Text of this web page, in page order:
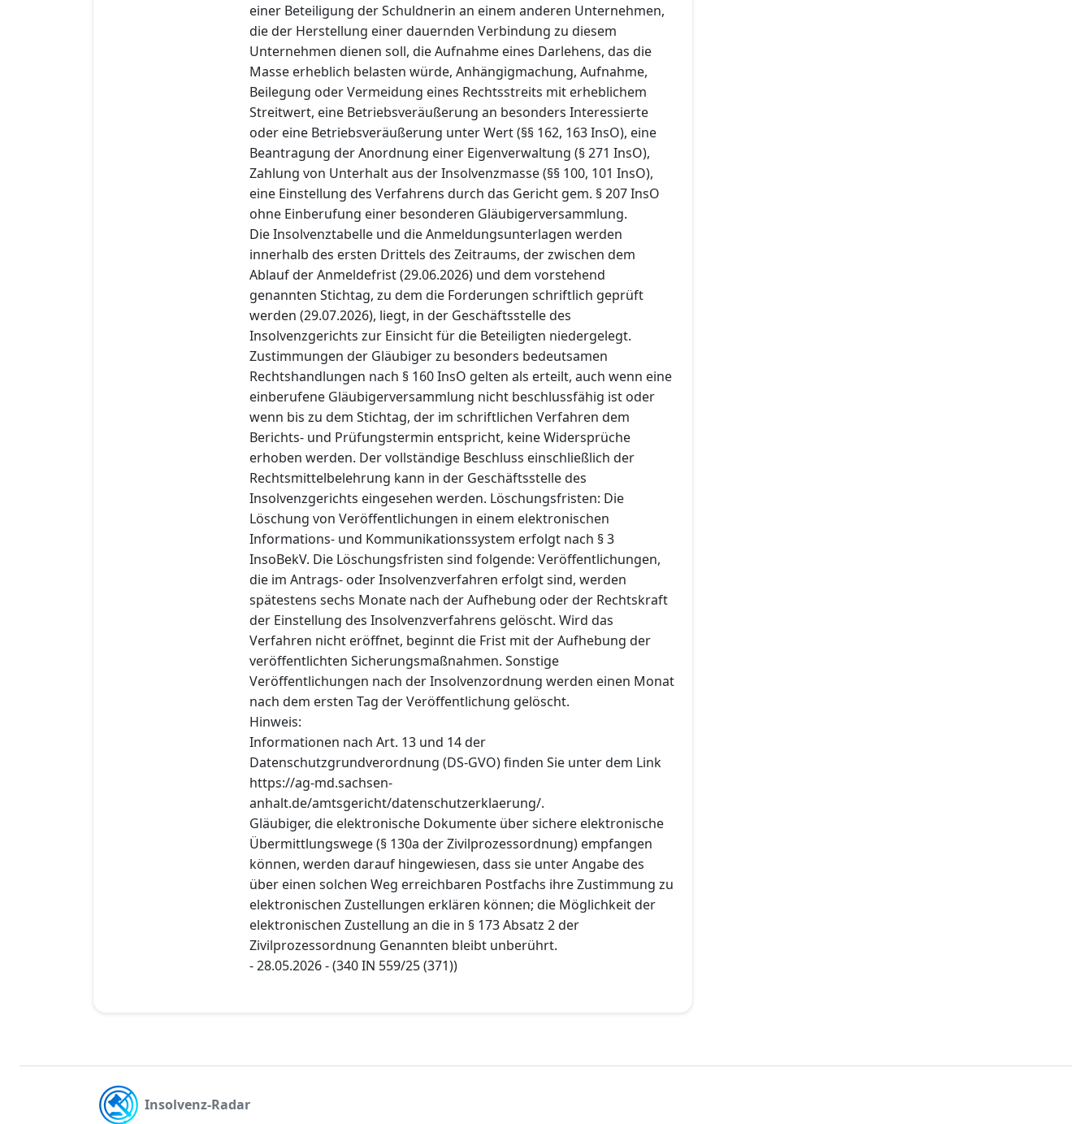
einer Beteiligung der Schuldnerin an einem anderen Unternehmen,
die der Herstellung einer dauernden Verbindung zu diesem
Unternehmen dienen soll, die Aufnahme eines Darlehens, das die
Masse erheblich belasten würde, Anhängigmachung, Aufnahme,
Beilegung oder Vermeidung eines Rechtsstreits mit erheblichem
Streitwert, eine Betriebsveräußerung an besonders Interessierte
oder eine Betriebsveräußerung unter Wert (§§ 162, 163 InsO), eine
Beantragung der Anordnung einer Eigenverwaltung (§ 271 InsO),
Zahlung von Unterhalt aus der Insolvenzmasse (§§ 100, 101 InsO),
eine Einstellung des Verfahrens durch das Gericht gem. § 207 InsO
ohne Einberufung einer besonderen Gläubigerversammlung.
Die Insolvenztabelle und die Anmeldungsunterlagen werden
innerhalb des ersten Drittels des Zeitraums, der zwischen dem
Ablauf der Anmeldefrist (29.06.2026) und dem vorstehend
genannten Stichtag, zu dem die Forderungen schriftlich geprüft
werden (29.07.2026), liegt, in der Geschäftsstelle des
Insolvenzgerichts zur Einsicht für die Beteiligten niedergelegt.
Zustimmungen der Gläubiger zu besonders bedeutsamen
Rechtshandlungen nach § 160 InsO gelten als erteilt, auch wenn eine
einberufene Gläubigerversammlung nicht beschlussfähig ist oder
wenn bis zu dem Stichtag, der im schriftlichen Verfahren dem
Berichts- und Prüfungstermin entspricht, keine Widersprüche
erhoben werden. Der vollständige Beschluss einschließlich der
Rechtsmittelbelehrung kann in der Geschäftsstelle des
Insolvenzgerichts eingesehen werden. Löschungsfristen: Die
Löschung von Veröffentlichungen in einem elektronischen
Informations- und Kommunikationssystem erfolgt nach § 3
InsoBekV. Die Löschungsfristen sind folgende: Veröffentlichungen,
die im Antrags- oder Insolvenzverfahren erfolgt sind, werden
spätestens sechs Monate nach der Aufhebung oder der Rechtskraft
der Einstellung des Insolvenzverfahrens gelöscht. Wird das
Verfahren nicht eröffnet, beginnt die Frist mit der Aufhebung der
veröffentlichten Sicherungsmaßnahmen. Sonstige
Veröffentlichungen nach der Insolvenzordnung werden einen Monat
nach dem ersten Tag der Veröffentlichung gelöscht.
Hinweis:
Informationen nach Art. 13 und 14 der
Datenschutzgrundverordnung (DS-GVO) finden Sie unter dem Link
https://ag-md.sachsen-
anhalt.de/amtsgericht/datenschutzerklaerung/.
Gläubiger, die elektronische Dokumente über sichere elektronische
Übermittlungswege (§ 130a der Zivilprozessordnung) empfangen
können, werden darauf hingewiesen, dass sie unter Angabe des
über einen solchen Weg erreichbaren Postfachs ihre Zustimmung zu
elektronischen Zustellungen erklären können; die Möglichkeit der
elektronischen Zustellung an die in § 173 Absatz 2 der
Zivilprozessordnung Genannten bleibt unberührt.
- 28.05.2026 - (340 IN 559/25 (371))
Insolvenz-Radar